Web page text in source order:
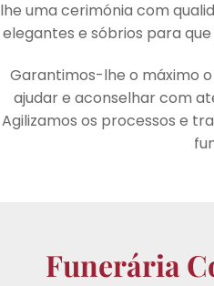
lhe uma cerimónia com
elegantes e sóbrios para
Garantimos-lhe o máximo
ajudar e aconselhar com
Agilizamos os processos e
Funerária